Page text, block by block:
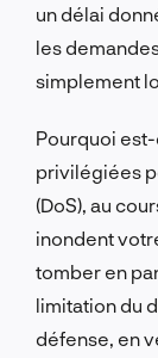
un délai
les
simplement
Pourquoi
privilégiées
(DoS), au
inondent
tomber en
limitation du
défense, en